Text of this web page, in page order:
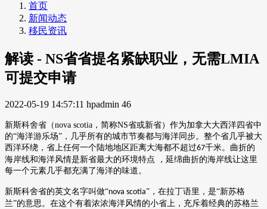
首页
新闻动态
移民资讯
解读 - NS省省提名紧缺职业，无需LMIA
可提交申请
2022-05-19 14:57:11 hpadmin 46
新斯科舍省（nova scotia，简称NS省或新省）作为加拿大大西洋四省中
的“海洋游乐场”，几乎所有的城市节奏都与海洋同步。整个省几乎被大
西洋环绕，省上任何一个陆地地区距离大海都不超过67千米。曲折的
海岸线和海洋风情是新省最大的环境特点 ，延绵曲折的海岸线让这里
每一个元素几乎都充满了海洋的味道。
新斯科舍省的英文名字叫做“nova scotia”，在拉丁语里，是“新苏格
兰”的意思。在这个有着浓浓海洋风情的小省上，充斥着经典的苏格兰